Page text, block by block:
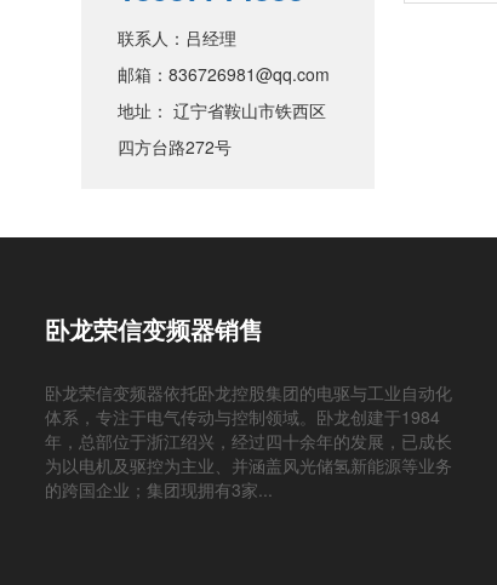
联系人：吕经理
邮箱：836726981@qq.com
地址： 辽宁省鞍山市铁西区
四方台路272号
卧龙荣信变频器销售
卧龙荣信变频器依托卧龙控股集团的电驱与工业自动化
体系，专注于电气传动与控制领域。卧龙创建于1984
年，总部位于浙江绍兴，经过四十余年的发展，已成长
为以电机及驱控为主业、并涵盖风光储氢新能源等业务
的跨国企业；集团现拥有3家...